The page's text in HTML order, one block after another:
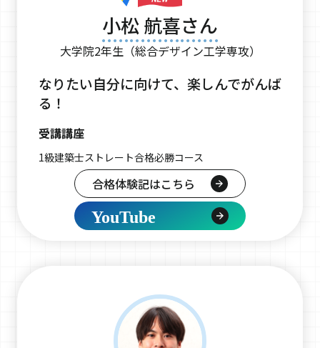
小松 航喜さん
大学院2年生（総合デザイン工学専攻）
なりたい自分に向けて、楽しんでがんば
る！
受講講座
1級建築士ストレート合格必勝コース
合格体験記はこちら
YouTube